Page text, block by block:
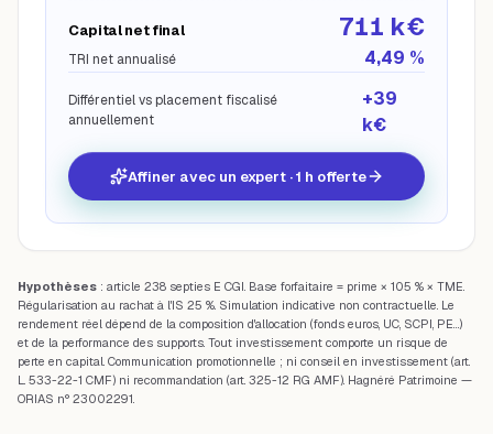
Capital net final 711 k€
TRI net annualisé 4,49 %
Différentiel vs placement fiscalisé
annuellement
+39
k€
Affiner avec un expert · 1 h offerte
Hypothèses : article 238 septies E CGI. Base forfaitaire = prime × 105 % × TME.
Régularisation au rachat à l'IS 25 %. Simulation indicative non contractuelle. Le
rendement réel dépend de la composition d'allocation (fonds euros, UC, SCPI, PE…)
et de la performance des supports. Tout investissement comporte un risque de
perte en capital. Communication promotionnelle ; ni conseil en investissement (art.
L. 533-22-1 CMF) ni recommandation (art. 325-12 RG AMF). Hagnéré Patrimoine —
ORIAS n° 23002291.